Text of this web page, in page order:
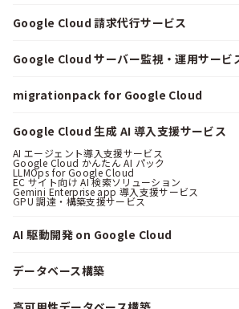
Google Cloud 請求代行サービス
Google Cloud サーバー監視・運用サービ
migrationpack for Google Cloud
Google Cloud 生成 AI 導入支援サービス
AI エージェント導入支援サービス
Google Cloud かんたん AI パック
LLMOps for Google Cloud
EC サイト向け AI 検索ソリューション
Gemini Enterprise app 導入支援サービス
GPU 調達・構築支援サービス
AI 駆動開発 on Google Cloud
データベース構築